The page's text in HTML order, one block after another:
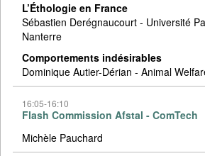
L’Éthologie en France
Sébastien Derégnaucourt - Université
Nanterre
Comportements indésirables
Dominique Autier-Dérian - Animal
16:05-16:10
Flash Commission Afstal - ComTech
Michèle Pauchard